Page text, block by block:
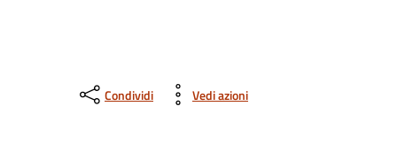
Condividi Vedi azioni